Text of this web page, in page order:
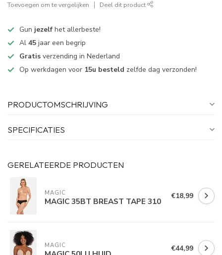
Toevoegen om te vergelijken Deel dit product
Gun jezelf het allerbeste!
Al 45 jaar een begrip
Gratis verzending in Nederland
Op werkdagen voor 15u besteld zelfde dag verzonden!
PRODUCTOMSCHRIJVING
SPECIFICATIES
GERELATEERDE PRODUCTEN
MAGIC
MAGIC 35BT BREAST TAPE 310 €18,99
MAGIC €44,99